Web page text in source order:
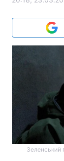
Зеленський